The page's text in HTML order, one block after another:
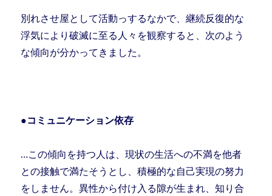
別れさせ屋として活動っするなかで、継続反復的な
浮気により破滅に至る人々を観察すると、次のよう
な傾向が分かってきました。
●コミュニケーション依存
…この傾向を持つ人は、現状の生活への不満を他者
との接触で満たそうとし、積極的な自己実現の努力
をしません。異性から付け入る隙が生まれ、知り合